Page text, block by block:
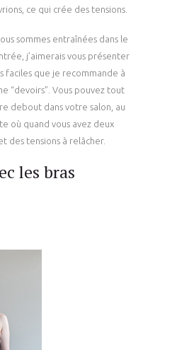
ce qui crée des tensions.
sommes entraînées dans le
j’aimerais vous présenter
faciles que je recommande à
“devoirs”. Vous pouvez tout
debout dans votre salon, au
où quand vous avez deux
des tensions à relâcher.
les bras